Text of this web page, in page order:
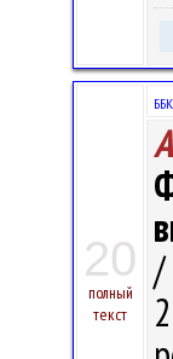
20
полный
текст
/